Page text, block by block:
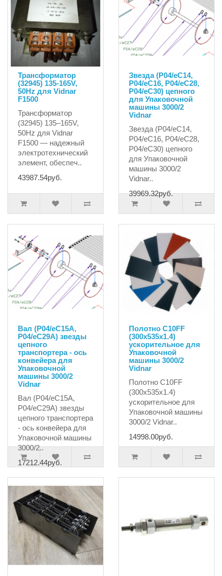
Трансформатор
(32945) 135-165V,
50Hz для Vidnar
F1500
Трансформатор
(32945) 135–165V,
50Hz для Vidnar
F1500 — надежный
электротехнический
элемент, обеспеч..
43987.54руб.
Звезда (P04/eC14,
P04/eC16, P04/eC28,
P04/eC30) цепного
для Упаковочной
машины 3000/2
Vidnar
Звезда (P04/eC14,
P04/eC16, P04/eC28,
P04/eC30) цепного
для Упаковочной
машины 3000/2
Vidnar..
39969.32руб.
Вал (P04/eC15A,
P04/eC29A) звезды
цепного
транспортера - ось
конвейера для
Упаковочной
машины 3000/2
Vidnar
Вал (P04/eC15A,
P04/eC29A) звезды
цепного транспортера
- ось конвейера для
Упаковочной машины
3000/2..
17212.44руб.
Полотно C10FF
(300х535x1.4)
ускорительное для
Упаковочной
машины 3000/2
Vidnar
Полотно C10FF
(300х535x1.4)
ускорительное для
Упаковочной машины
3000/2 Vidnar..
14998.00руб.